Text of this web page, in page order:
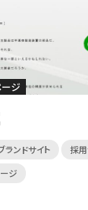
ージ
ランドサイト 採用
ジ